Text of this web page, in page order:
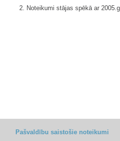
2. Noteikumi stājas spēkā ar
Pašvaldību saistošie noteikumi